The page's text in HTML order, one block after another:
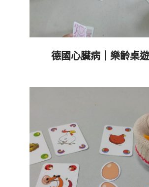
德國心臟病｜樂齡桌